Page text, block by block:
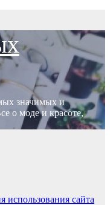
значимых и
о моде и красоте,
использования сайта